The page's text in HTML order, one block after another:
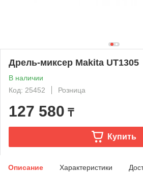
Дрель-миксер Makita UT1305
В наличии
Код: 25452
Розница
127 580 ₸
Купить
Описание Характеристики